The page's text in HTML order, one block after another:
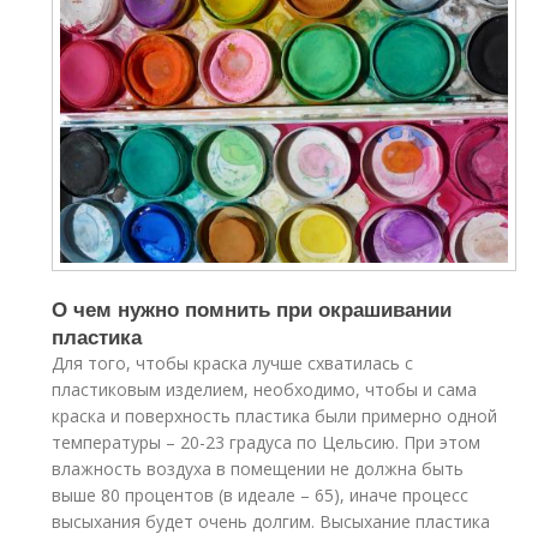
О чем нужно помнить при окрашивании
пластика
Для того, чтобы краска лучше схватилась с
пластиковым изделием, необходимо, чтобы и сама
краска и поверхность пластика были примерно одной
температуры – 20-23 градуса по Цельсию. При этом
влажность воздуха в помещении не должна быть
выше 80 процентов (в идеале – 65), иначе процесс
высыхания будет очень долгим. Высыхание пластика